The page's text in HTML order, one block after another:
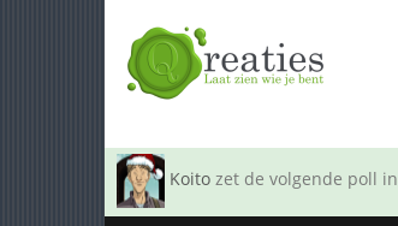
Koito zet de volgende poll